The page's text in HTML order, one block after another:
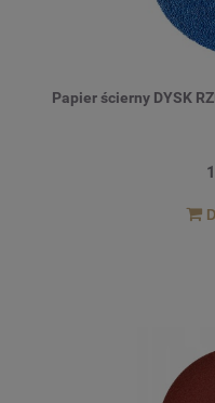
Papier ścierny DYSK